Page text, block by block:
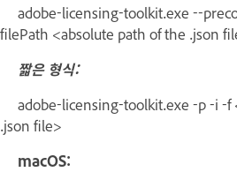
adobe-licensing-toolkit.exe --
filePath <absolute path of the .json
짧은 형식:
adobe-licensing-toolkit.exe -p -i -f
.json file>
macOS: